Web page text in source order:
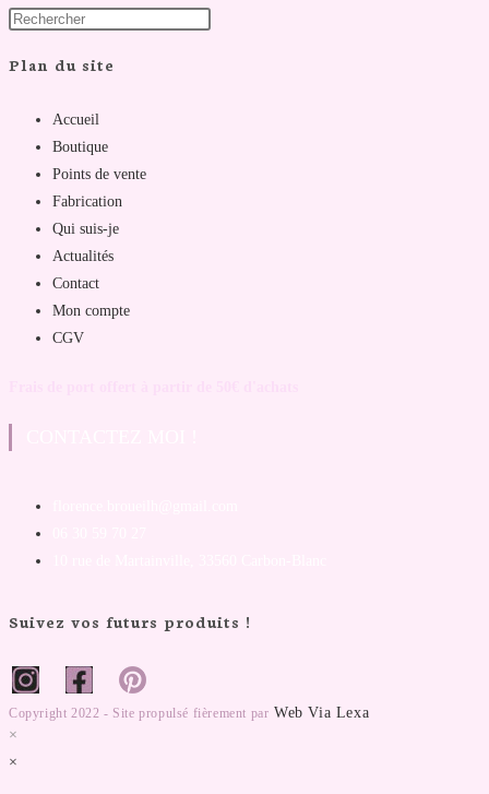
Plan du site
Accueil
Boutique
Points de vente
Fabrication
Qui suis-je
Actualités
Contact
Mon compte
CGV
Suivez vos futurs produits !
Copyright 2022 - Site propulsé fièrement par Web Via Lexa
×
×